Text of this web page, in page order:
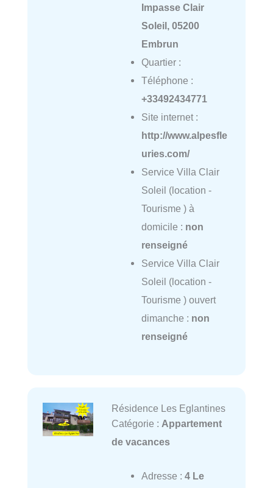
Impasse Clair
Soleil, 05200
Embrun
Quartier :
Téléphone :
+33492434771
Site internet :
http://www.alpesfle
uries.com/
Service Villa Clair
Soleil (location -
Tourisme ) à
domicile : non
renseigné
Service Villa Clair
Soleil (location -
Tourisme ) ouvert
dimanche : non
renseigné
Résidence Les Eglantines
Catégorie : Appartement
de vacances
Adresse : 4 Le